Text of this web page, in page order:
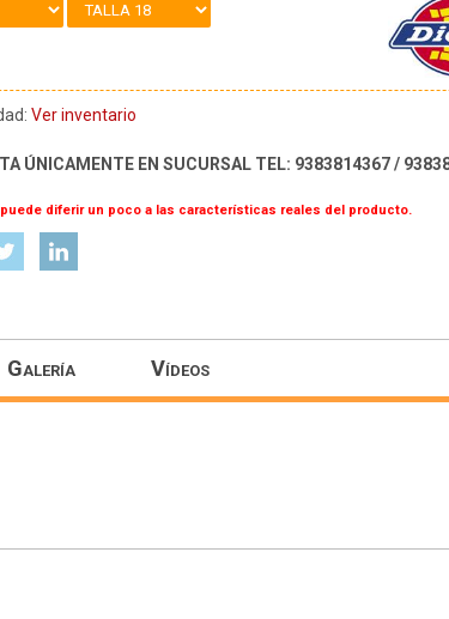
Ver inventario
ÚNICAMENTE EN SUCURSAL TEL: 9383814367 /
diferir un poco a las características reales del producto.
Galería Vídeos